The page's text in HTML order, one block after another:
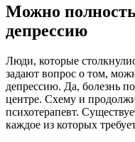
Можно
депрессию
Люди, которые
задают вопрос о том,
депрессию. Да, болезнь
центре. Схему и
психотерапевт.
каждое из которых